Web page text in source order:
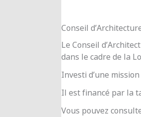
Conseil
Le Conseil
dans le cadre de la
Investi d’une
Il est financé par la
Vous pouvez